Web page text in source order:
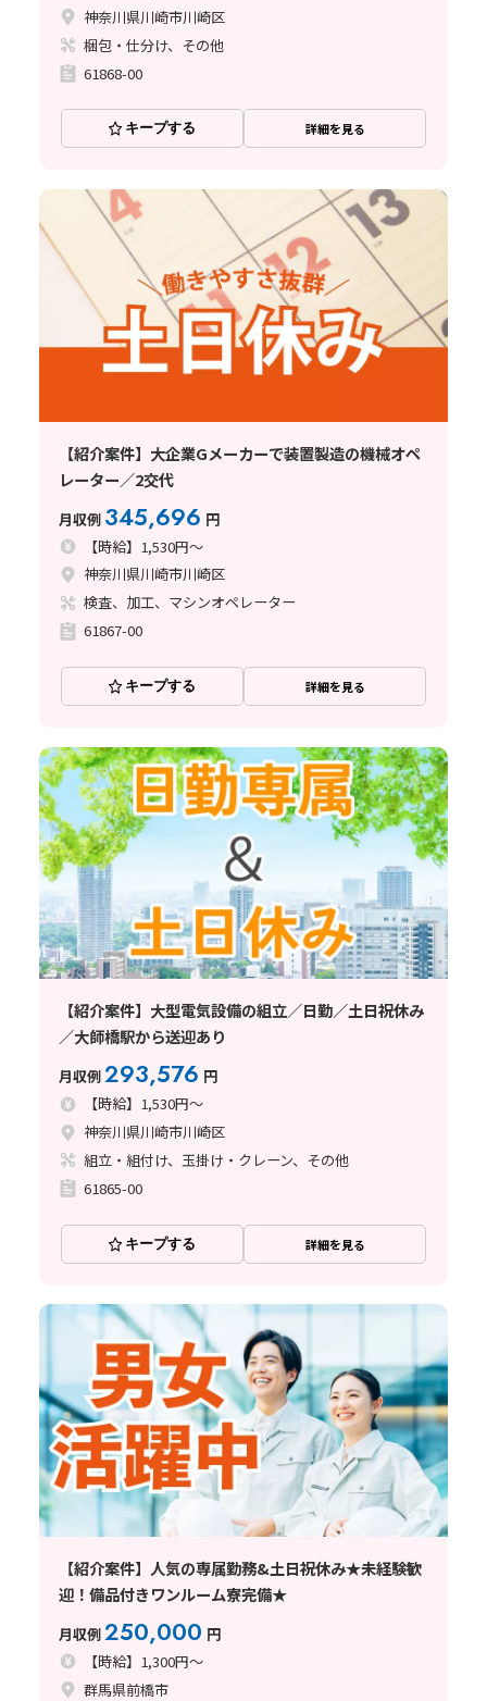
神奈川県川崎市川崎区
梱包・仕分け、その他
61868-00
キープする 詳細を見る
【紹介案件】大企業Gメーカーで装置製造の機械オペ
レーター／2交代
月収例 345,696 円
【時給】1,530円～
神奈川県川崎市川崎区
検査、加工、マシンオペレーター
61867-00
キープする 詳細を見る
【紹介案件】大型電気設備の組立／日勤／土日祝休み
／大師橋駅から送迎あり
月収例293,576 円
【時給】1,530円～
神奈川県川崎市川崎区
組立・組付け、玉掛け・クレーン、その他
61865-00
キープする 詳細を見る
【紹介案件】人気の専属勤務&土日祝休み★未経験歓
迎！備品付きワンルーム寮完備★
月収例250,000 円
【時給】1,300円～
群馬県前橋市